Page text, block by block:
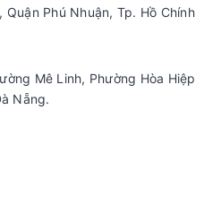
Phú Nhuận, Tp. Hồ Chính
Mê Linh, Phường Hòa Hiệp
Nẵng.